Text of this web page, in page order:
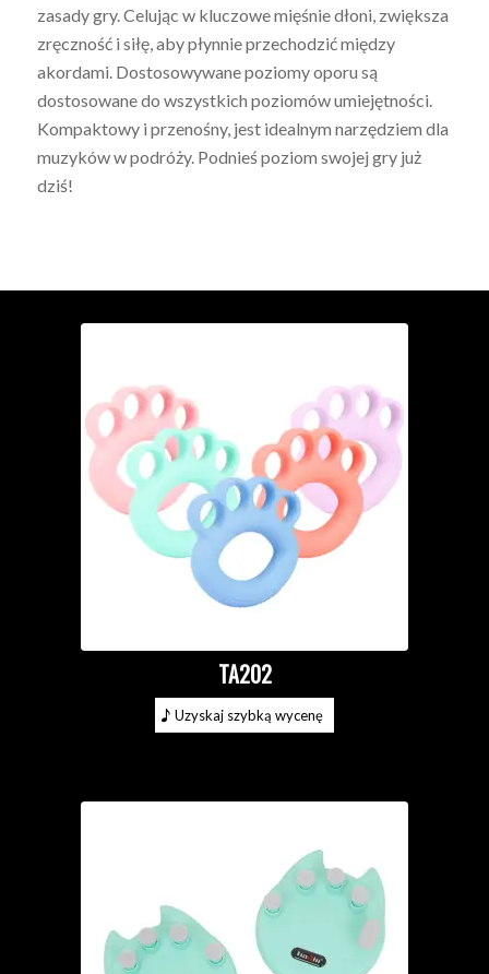
zasady gry. Celując w kluczowe mięśnie dłoni, zwiększa
zręczność i siłę, aby płynnie przechodzić między
akordami. Dostosowywane poziomy oporu są
dostosowane do wszystkich poziomów umiejętności.
Kompaktowy i przenośny, jest idealnym narzędziem dla
muzyków w podróży. Podnieś poziom swojej gry już
dziś!
TA202
Uzyskaj szybką wycenę